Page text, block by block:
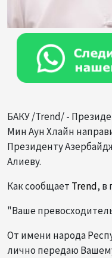
БАКУ /Trend/ -
Мин Аун Хлайн
Президенту
Алиеву.
Как сообщает Trend, в
"Ваше
От имени народа
лично передаю